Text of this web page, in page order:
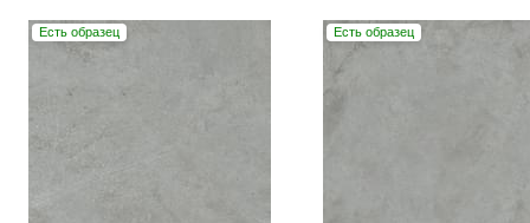
Есть образец Есть образец